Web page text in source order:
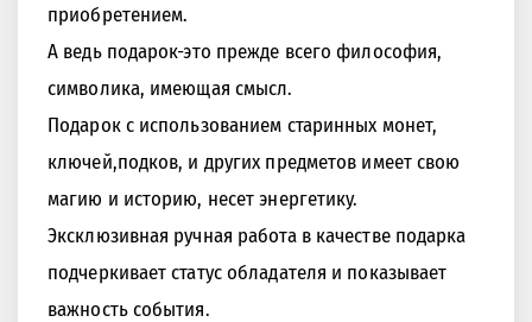
приобретением.
А ведь подарок-это прежде всего философия,
символика, имеющая смысл.
Подарок с использованием старинных монет,
ключей,подков, и других предметов имеет свою
магию и историю, несет энергетику.
Эксклюзивная ручная работа в качестве подарка
подчеркивает статус обладателя и показывает
важность события.